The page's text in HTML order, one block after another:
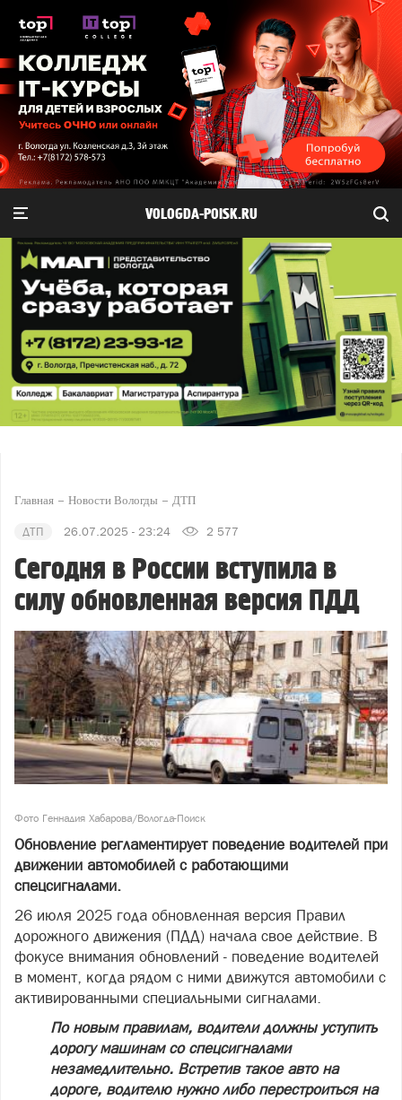
VOLOGDA-POISK.RU
Главная Новости Вологды ДТП
ДТП 26.07.2025 - 23:24 2 577
Сегодня в России вступила в
силу обновленная версия ПДД
Фото Геннадия Хабарова/Вологда-Поиск
Обновление регламентирует поведение водителей при
движении автомобилей с работающими
спецсигналами.
26 июля 2025 года обновленная версия Правил
дорожного движения (ПДД) начала свое действие. В
фокусе внимания обновлений - поведение водителей
в момент, когда рядом с ними движутся автомобили с
активированными специальными сигналами.
По новым правилам, водители должны уступить
дорогу машинам со спецсигналами
незамедлительно. Встретив такое авто на
дороге, водителю нужно либо перестроиться на